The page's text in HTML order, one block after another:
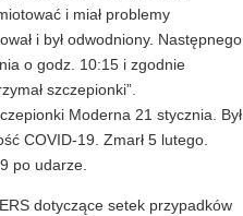
i miał problemy
i był odwodniony. Następnego
o godz. 10:15 i zgodnie
szczepionki”.
Moderna 21 stycznia. Był
COVID-19. Zmarł 5 lutego.
po udarze.
dotyczące setek przypadków